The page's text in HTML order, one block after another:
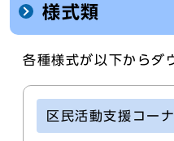
様式類
各種様式が以下からダ
区民活動支援コー